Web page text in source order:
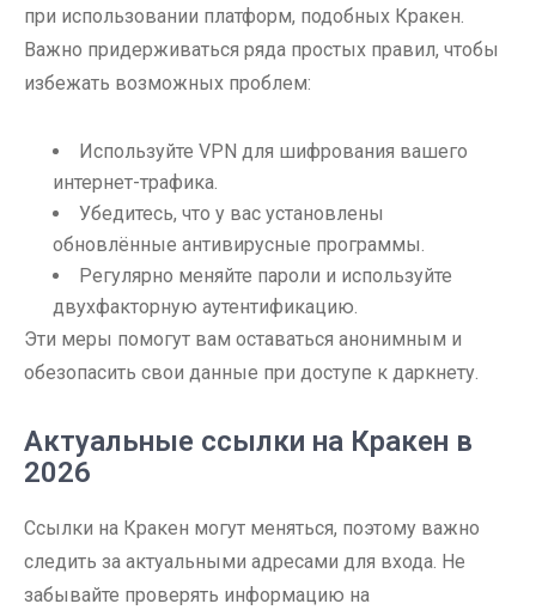
при использовании платформ, подобных Кракен.
Важно придерживаться ряда простых правил, чтобы
избежать возможных проблем:
Используйте VPN для шифрования вашего
интернет-трафика.
Убедитесь, что у вас установлены
обновлённые антивирусные программы.
Регулярно меняйте пароли и используйте
двухфакторную аутентификацию.
Эти меры помогут вам оставаться анонимным и
обезопасить свои данные при доступе к даркнету.
Актуальные ссылки на Кракен в
2026
Ссылки на Кракен могут меняться, поэтому важно
следить за актуальными адресами для входа. Не
забывайте проверять информацию на